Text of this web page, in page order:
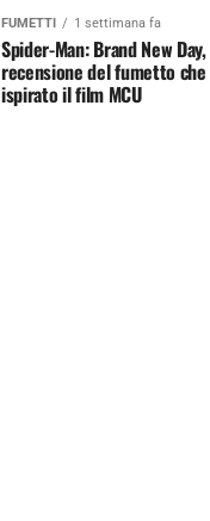
FUMETTI 1 settimana fa
Spider-Man: Brand New
recensione del fumetto che
ispirato il film MCU